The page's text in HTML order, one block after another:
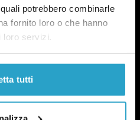
potrebbero combinarle
fornito loro o che hanno
servizi.
tutti
2012.